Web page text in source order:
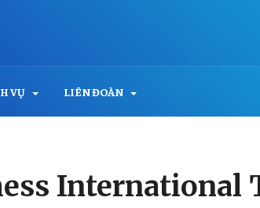
VỤ LIÊN ĐOÀN
International